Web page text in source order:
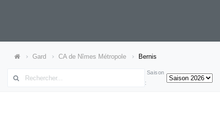
Gard CA de Nîmes Métropole Bernis
Saison
: